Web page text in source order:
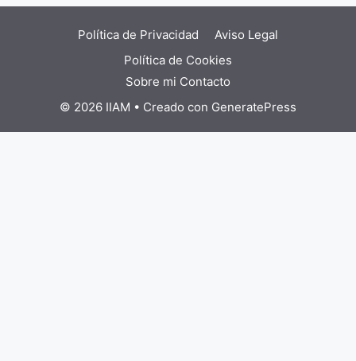
Política de Privacidad
Aviso Legal
Política de Cookies
Sobre mi Contacto
© 2026 IIAM • Creado con GeneratePress